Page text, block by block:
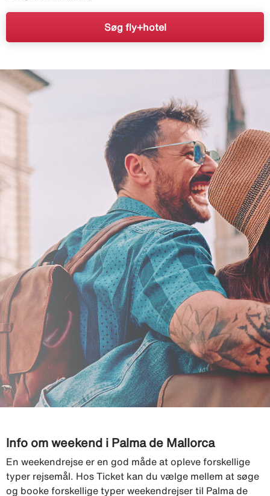
Søg fly+hotel
Info om weekend i Palma de Mallorca
En weekendrejse er en god måde at opleve forskellige
typer rejsemål. Hos Ticket kan du vælge mellem at søge
og booke forskellige typer weekendrejser til Palma de